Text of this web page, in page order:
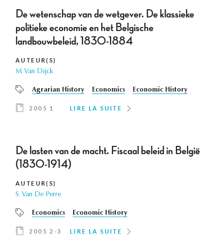
De wetenschap van de wetgever. De klassieke
politieke economie en het Belgische
landbouwbeleid, 1830-1884
AUTEUR(S)
M. Van Dijck
Agrarian History Economics Economic History
2005 1 LIRE LA SUITE
De lasten van de macht. Fiscaal beleid in België
(1830-1914)
AUTEUR(S)
S. Van De Perre
Economics Economic History
2005 2-3 LIRE LA SUITE